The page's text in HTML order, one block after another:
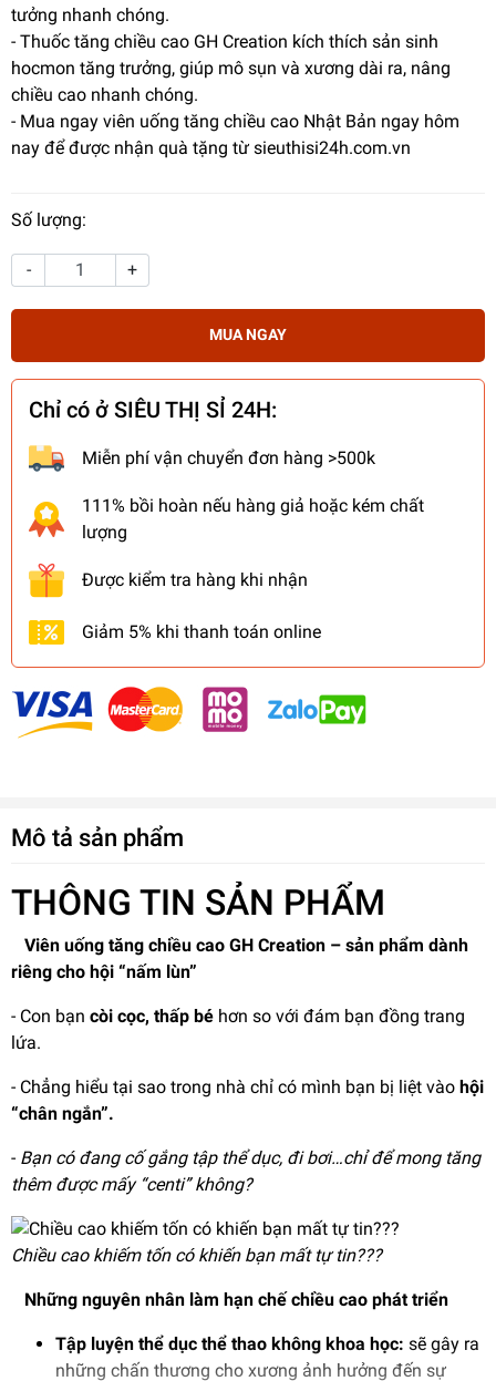
tưởng nhanh chóng.
- Thuốc tăng chiều cao GH Creation kích thích sản sinh
hocmon tăng trưởng, giúp mô sụn và xương dài ra, nâng
chiều cao nhanh chóng.
- Mua ngay viên uống tăng chiều cao Nhật Bản ngay hôm
nay để được nhận quà tặng từ sieuthisi24h.com.vn
Số lượng:
- +
MUA NGAY
Chỉ có ở SIÊU THỊ SỈ 24H:
Miễn phí vận chuyển đơn hàng >500k
111% bồi hoàn nếu hàng giả hoặc kém chất
lượng
Được kiểm tra hàng khi nhận
Giảm 5% khi thanh toán online
Mô tả sản phẩm
THÔNG TIN SẢN PHẨM
Viên uống tăng chiều cao GH Creation – sản phẩm dành
riêng cho hội “nấm lùn”
- Con bạn còi cọc, thấp bé hơn so với đám bạn đồng trang
lứa.
- Chẳng hiểu tại sao trong nhà chỉ có mình bạn bị liệt vào hội
“chân ngắn”.
- Bạn có đang cố gắng tập thể dục, đi bơi…chỉ để mong tăng
thêm được mấy “centi” không?
Chiều cao khiếm tốn có khiến bạn mất tự tin???
Những nguyên nhân làm hạn chế chiều cao phát triển
Tập luyện thể dục thể thao không khoa học: sẽ gây ra
những chấn thương cho xương ảnh hưởng đến sự